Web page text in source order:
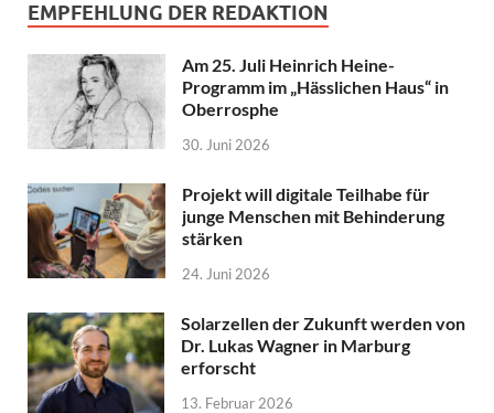
EMPFEHLUNG DER REDAKTION
Am 25. Juli Heinrich Heine-
Programm im „Hässlichen Haus“ in
Oberrosphe
30. Juni 2026
Projekt will digitale Teilhabe für
junge Menschen mit Behinderung
stärken
24. Juni 2026
Solarzellen der Zukunft werden von
Dr. Lukas Wagner in Marburg
erforscht
13. Februar 2026